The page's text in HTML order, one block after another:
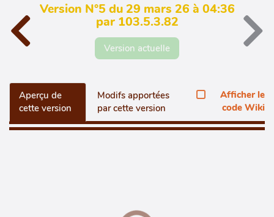
Version N°5 du 29 mars 26 à 04:36
par 103.5.3.82
Version actuelle
Aperçu de
cette version
Modifs apportées
par cette version
Afficher le
code Wiki